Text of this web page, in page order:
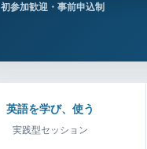
初参加歓迎・事前申込制
英語を学び、使う
実践型セッション